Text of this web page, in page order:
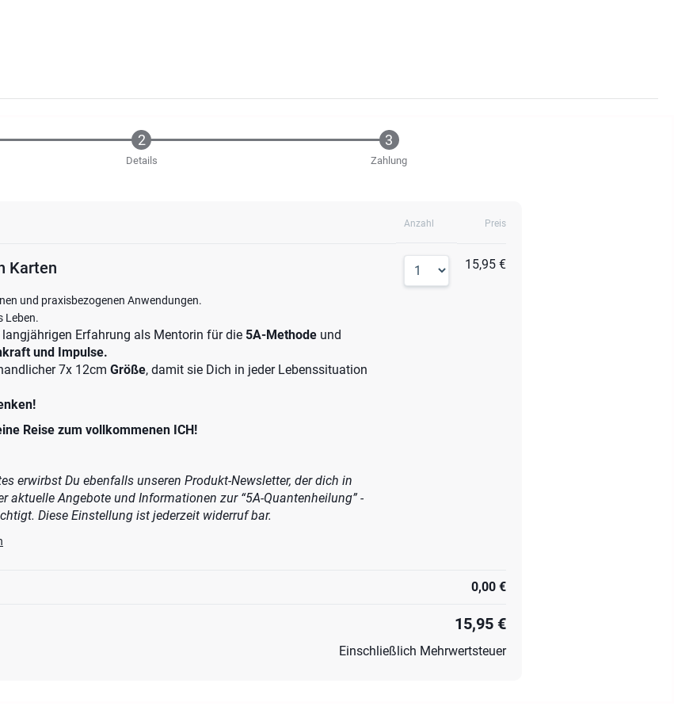
Details Zahlung
Anzahl Preis
Karten
und praxisbezogenen Anwendungen.
Leben.
Erfahrung als Mentorin für die 5A-Methode und
und Impulse.
7x 12cm Größe, damit sie Dich in jeder Lebenssituation
Reise zum vollkommenen ICH!
erwirbst Du ebenfalls unseren Produkt-Newsletter, der dich in
aktuelle Angebote und Informationen zur “5A-Quantenheilung” -
Diese Einstellung ist jederzeit widerruf bar.
15,95 €
0,00 €
15,95 €
Einschließlich Mehrwertsteuer